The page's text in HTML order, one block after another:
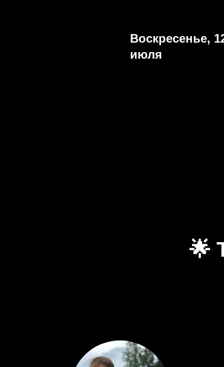
Воскресенье,
июля
🌟